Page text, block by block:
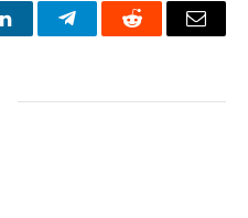
LinkedInTelegramReddit Email